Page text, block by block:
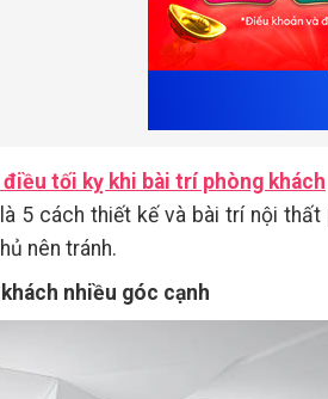
điều tối kỵ khi bài trí phòng khách
5 cách thiết kế và bài trí nội
nên tránh.
nhiều góc cạnh